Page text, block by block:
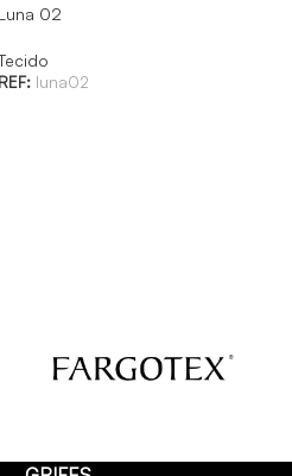
Luna 02
REF: luna02